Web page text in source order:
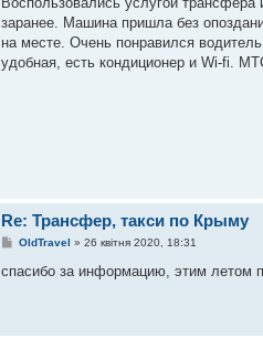
д
о
л
заранее. Машина пришла без
на месте. Очень понравился
удобная, есть кондиционер и Wi-fi.
Re: Трансфер, такси по Крыму
П
в
л
OldTravel » 26 квітня 2020, 18:31
спасибо за информацию, этим летом